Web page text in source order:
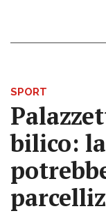
SPORT
bilico: